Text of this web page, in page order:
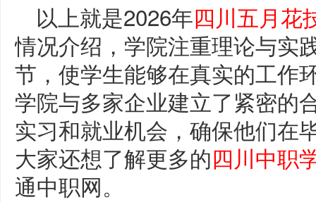
以上就是2026年四川五月花
情况介绍，学院注重理论与实
节，使学生能够在真实的工作
学院与多家企业建立了紧密的
实习和就业机会，确保他们在
大家还想了解更多的四川中职
通中职网。